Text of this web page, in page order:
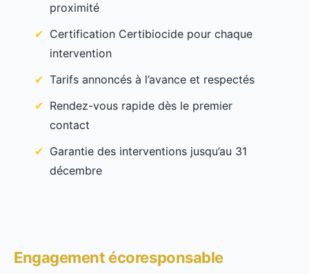
proximité
Certification Certibiocide pour chaque
intervention
Tarifs annoncés à l’avance et respectés
Rendez-vous rapide dès le premier
contact
Garantie des interventions jusqu’au 31
décembre
Engagement écoresponsable